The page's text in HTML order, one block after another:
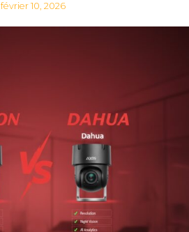
février 10, 2026